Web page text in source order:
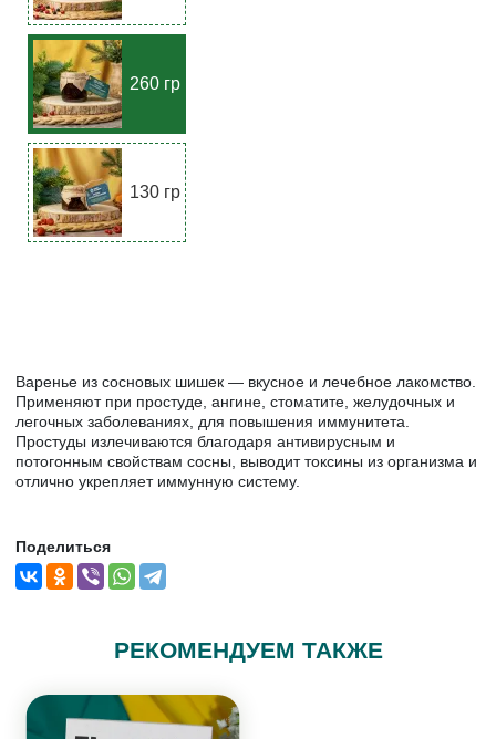
260 гр
130 гр
Варенье из сосновых шишек — вкусное и лечебное лакомство.
Применяют при простуде, ангине, стоматите, желудочных и
легочных заболеваниях, для повышения иммунитета.
Простуды излечиваются благодаря антивирусным и
потогонным свойствам сосны, выводит токсины из организма и
отлично укрепляет иммунную систему.
Поделиться
РЕКОМЕНДУЕМ ТАКЖЕ